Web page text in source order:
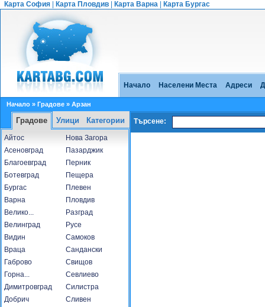
Карта София Карта Пловдив Карта Варна Карта Бургас
Начало Населени Места Адреси
Начало » Градове » Арзан
Градове Улици Категории
Айтос
Асеновград
Благоевград
Ботевград
Бургас
Варна
Велико...
Велинград
Видин
Враца
Габрово
Горна...
Димитровград
Добрич
Нова Загора
Пазарджик
Перник
Пещера
Плевен
Пловдив
Разград
Русе
Самоков
Сандански
Свищов
Севлиево
Силистра
Сливен
Търсене: